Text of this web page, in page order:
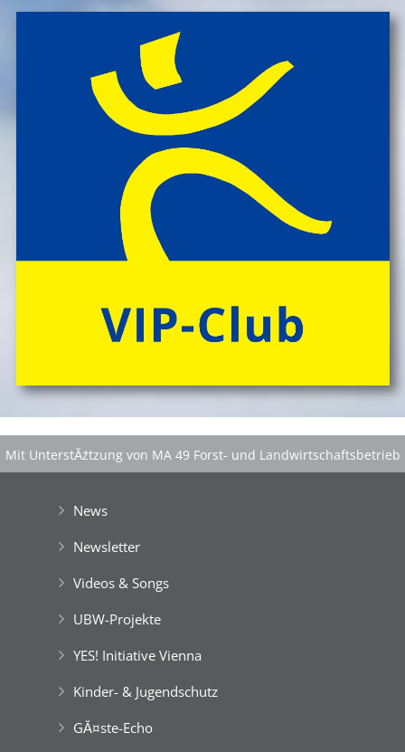
Mit UnterstĂźtzung von MA 49 Forst- und Landwirtschaftsbetrieb
News
Newsletter
Videos & Songs
UBW-Projekte
YES! Initiative Vienna
Kinder- & Jugendschutz
GĂ¤ste-Echo